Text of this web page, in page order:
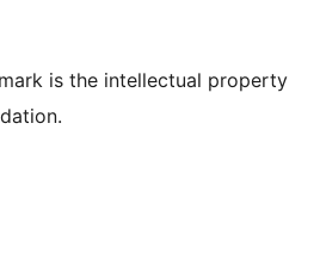
is the intellectual property